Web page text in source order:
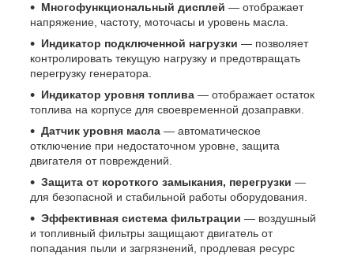
Многофункциональный дисплей — отображает
напряжение, частоту, моточасы и уровень масла.
Индикатор подключенной нагрузки — позволяет
контролировать текущую нагрузку и предотвращать
перегрузку генератора.
Индикатор уровня топлива — отображает остаток
топлива на корпусе для своевременной дозаправки.
Датчик уровня масла — автоматическое
отключение при недостаточном уровне, защита
двигателя от повреждений.
Защита от короткого замыкания, перегрузки —
для безопасной и стабильной работы оборудования.
Эффективная система фильтрации — воздушный
и топливный фильтры защищают двигатель от
попадания пыли и загрязнений, продлевая ресурс